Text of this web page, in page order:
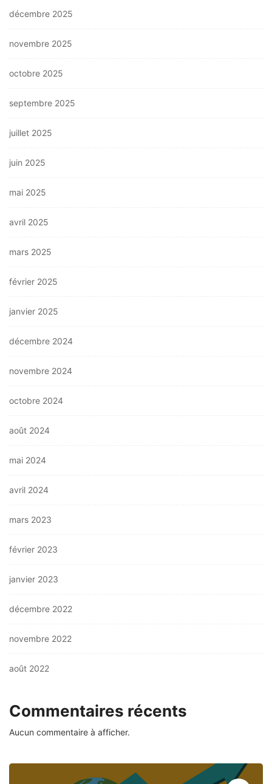
décembre 2025
novembre 2025
octobre 2025
septembre 2025
juillet 2025
juin 2025
mai 2025
avril 2025
mars 2025
février 2025
janvier 2025
décembre 2024
novembre 2024
octobre 2024
août 2024
mai 2024
avril 2024
mars 2023
février 2023
janvier 2023
décembre 2022
novembre 2022
août 2022
Commentaires récents
Aucun commentaire à afficher.